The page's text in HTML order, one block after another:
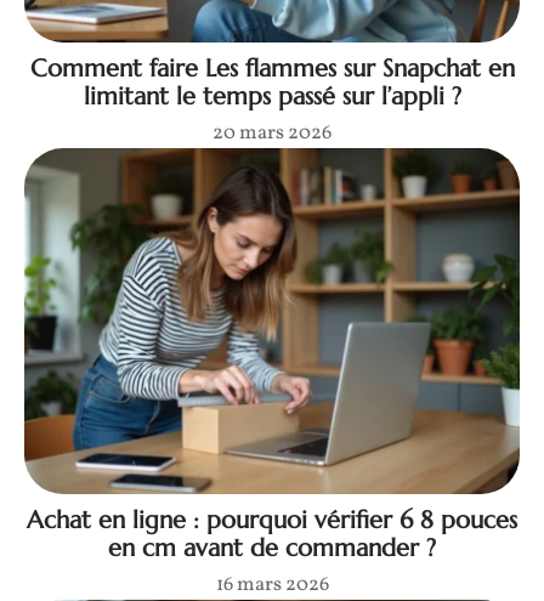
Comment faire Les flammes sur Snapchat en
limitant le temps passé sur l’appli ?
20 mars 2026
Achat en ligne : pourquoi vérifier 6 8 pouces
en cm avant de commander ?
16 mars 2026